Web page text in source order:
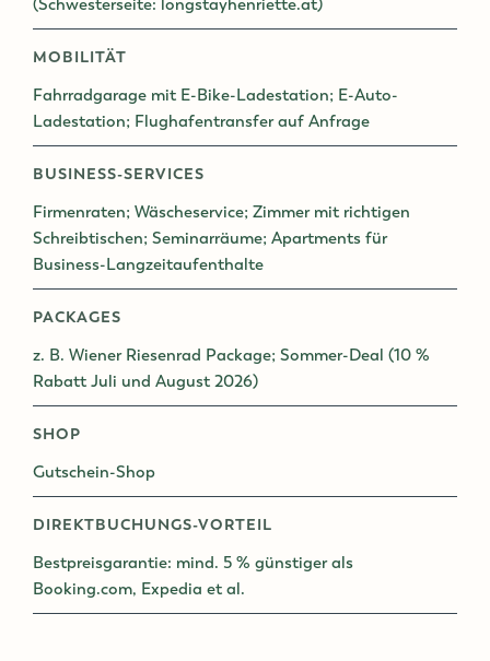
(Schwesterseite: longstayhenriette.at)
MOBILITÄT
Fahrradgarage mit E-Bike-Ladestation; E-Auto-
Ladestation; Flughafentransfer auf Anfrage
BUSINESS-SERVICES
Firmenraten; Wäscheservice; Zimmer mit richtigen
Schreibtischen; Seminarräume; Apartments für
Business-Langzeitaufenthalte
PACKAGES
z. B. Wiener Riesenrad Package; Sommer-Deal (10 %
Rabatt Juli und August 2026)
SHOP
Gutschein-Shop
DIREKTBUCHUNGS-VORTEIL
Bestpreisgarantie: mind. 5 % günstiger als
Booking.com, Expedia et al.